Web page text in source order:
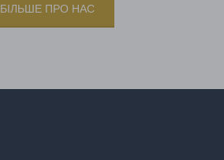
БІЛЬШЕ ПРО НАС